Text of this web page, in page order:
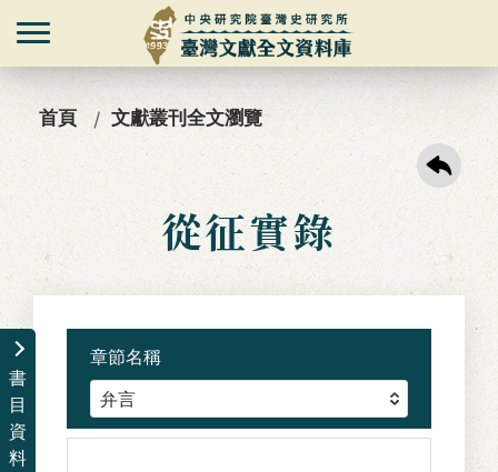
首頁 文獻叢刊全文瀏覽
從征實錄
書
目
資
料
章節名稱